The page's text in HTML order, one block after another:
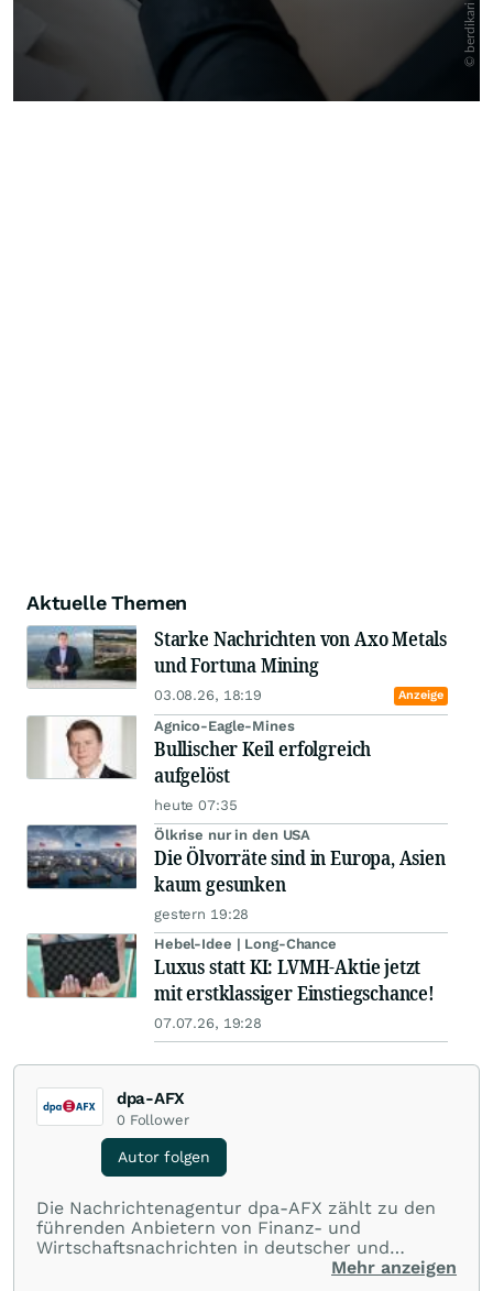
Aktuelle Themen
Starke Nachrichten von Axo Metals
und Fortuna Mining
03.08.26, 18:19 Anzeige
Agnico-Eagle-Mines
Bullischer Keil erfolgreich
aufgelöst
heute 07:35
Ölkrise nur in den USA
Die Ölvorräte sind in Europa, Asien
kaum gesunken
gestern 19:28
Hebel-Idee | Long-Chance
Luxus statt KI: LVMH-Aktie jetzt
mit erstklassiger Einstiegschance!
07.07.26, 19:28
dpa-AFX
0 Follower
Autor folgen
Die Nachrichtenagentur dpa-AFX zählt zu den
führenden Anbietern von Finanz- und
Wirtschaftsnachrichten in deutscher und
englischer Sprache. Gestützt auf einMehr anzeigen